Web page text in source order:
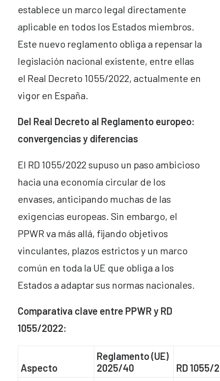
establece un marco legal directamente
aplicable en todos los Estados miembros.
Este nuevo reglamento obliga a repensar la
legislación nacional existente, entre ellas
el Real Decreto 1055/2022, actualmente en
vigor en España.
Del Real Decreto al Reglamento europeo:
convergencias y diferencias
El RD 1055/2022 supuso un paso ambicioso
hacia una economía circular de los
envases, anticipando muchas de las
exigencias europeas. Sin embargo, el
PPWR va más allá, fijando objetivos
vinculantes, plazos estrictos y un marco
común en toda la UE que obliga a los
Estados a adaptar sus normas nacionales.
Comparativa clave entre PPWR y RD
1055/2022:
Aspecto
Reglamento (UE)
2025/40
RD 1055/